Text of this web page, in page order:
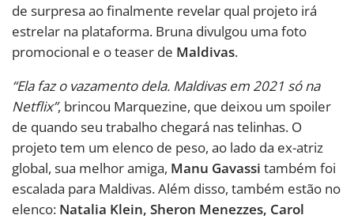
de surpresa ao finalmente revelar qual projeto irá
estrelar na plataforma. Bruna divulgou uma foto
promocional e o teaser de Maldivas.
“Ela faz o vazamento dela. Maldivas em 2021 só na
Netflix”, brincou Marquezine, que deixou um spoiler
de quando seu trabalho chegará nas telinhas. O
projeto tem um elenco de peso, ao lado da ex-atriz
global, sua melhor amiga, Manu Gavassi também foi
escalada para Maldivas. Além disso, também estão no
elenco: Natalia Klein, Sheron Menezzes, Carol